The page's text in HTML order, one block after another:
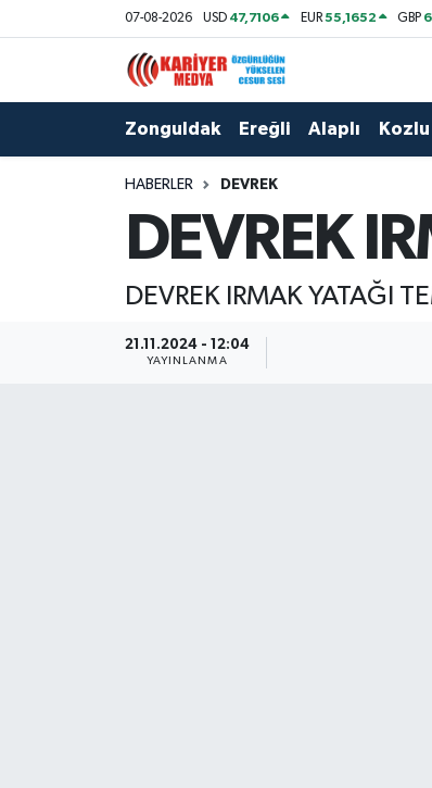
07-08-2026 USD 47,7106 EUR55,1652 GBP
Zonguldak Ereğli Alaplı Kozlu
HABERLER DEVREK
DEVREK
DEVREK IRMAK YATAĞI
21.11.2024 - 12:04
YAYINLANMA
Zonguldak
Zonguldak Nöbetçi Eczaneler
Zonguldak Hava Durumu
Zonguldak Namaz Vakitleri
Zonguldak Trafik Yoğunluk Haritası
Puan Durumu ve Fikstür
Tüm Manşetler